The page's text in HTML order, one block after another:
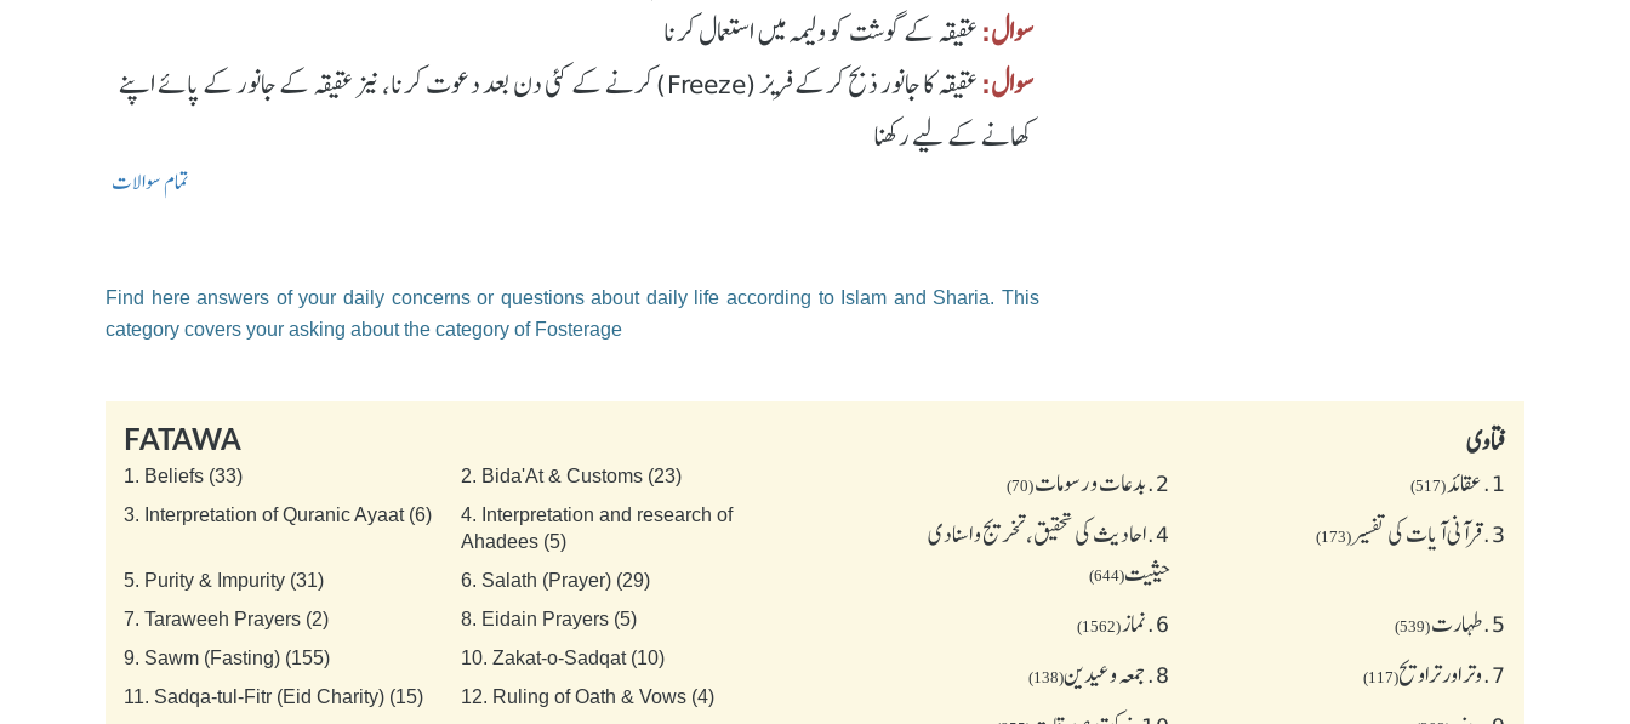
سوال:عقیقہ کے گوشت کو ولیمہ میں استعمال کرنا
سوال:
عقیقہ کا جانور ذبح کرکے فریز (Freeze) کرنے کے کئی دن بعد دعوت کرنا، نیز عقیقہ کے جانور کے پائے اپنے
کھانے کے لیے رکھنا
تمام سوالات
Find here answers of your daily concerns or questions about daily life according to Islam and Sharia. This
category covers your asking about the category of Fosterage
فتاوی
1. عقائد(517)
2. بدعات و رسومات(70)
3. قرآنی آیات کی تفسیر(173)
4. احادیث کی تحقیق، تخریج و اسنادی
حیثیت(644)
5. طهارت(539)
6. نماز(1562)
7. وتر اور تراویح(117)
8. جمعہ وعیدین(138)
FATAWA
1. Beliefs (33) 2. Bida'At & Customs (23)
3. Interpretation of Quranic Ayaat (6) 4. Interpretation and research of
Ahadees (5)
5. Purity & Impurity (31) 6. Salath (Prayer) (29)
7. Taraweeh Prayers (2) 8. Eidain Prayers (5)
9. Sawm (Fasting) (155) 10. Zakat-o-Sadqat (10)
11. Sadqa-tul-Fitr (Eid Charity) (15) 12. Ruling of Oath & Vows (4)